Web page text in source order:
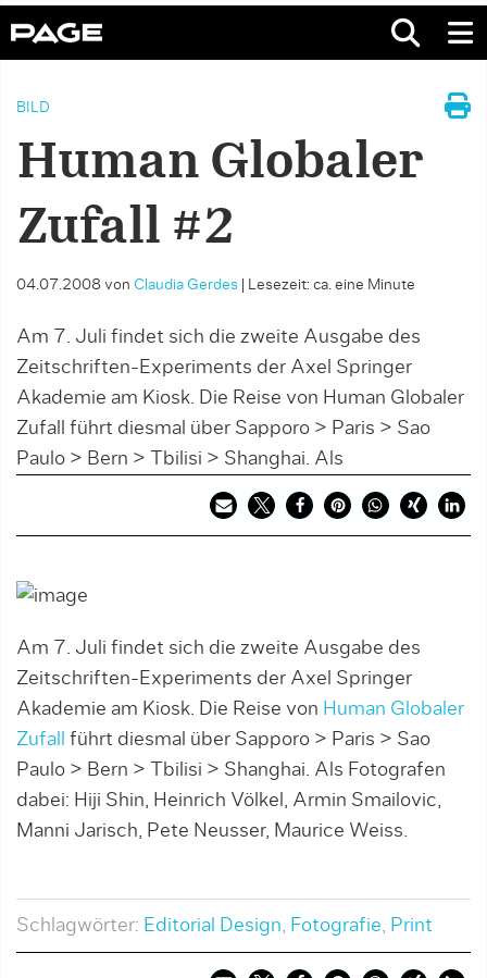
BILD
Human Globaler
Zufall #2
04.07.2008 von Claudia Gerdes Lesezeit: ca. eine Minute
Am 7. Juli findet sich die zweite Ausgabe des
Zeitschriften-Experiments der Axel Springer
Akademie am Kiosk. Die Reise von Human Globaler
Zufall führt diesmal über Sapporo > Paris > Sao
Paulo > Bern > Tbilisi > Shanghai. Als
Am 7. Juli findet sich die zweite Ausgabe des
Zeitschriften-Experiments der Axel Springer
Akademie am Kiosk. Die Reise von Human Globaler
Zufall
führt diesmal über Sapporo > Paris > Sao
Paulo > Bern > Tbilisi > Shanghai. Als Fotografen
dabei: Hiji Shin, Heinrich Völkel, Armin Smailovic,
Manni Jarisch, Pete Neusser, Maurice Weiss.
Schlagwörter: Editorial Design Fotografie Print